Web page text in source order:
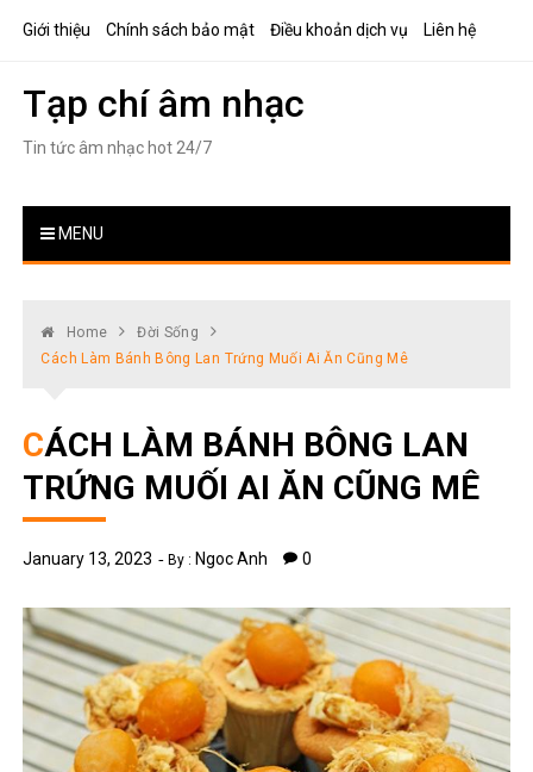
Giới thiệu Chính sách bảo mật Điều khoản dịch vụ Liên hệ
Tạp chí âm nhạc
Tin tức âm nhạc hot 24/7
MENU
Home
Đời Sống
Cách Làm Bánh Bông Lan Trứng Muối Ai Ăn Cũng Mê
CÁCH LÀM BÁNH BÔNG LAN
TRỨNG MUỐI AI ĂN CŨNG MÊ
January 13, 2023 By : Ngoc Anh 0